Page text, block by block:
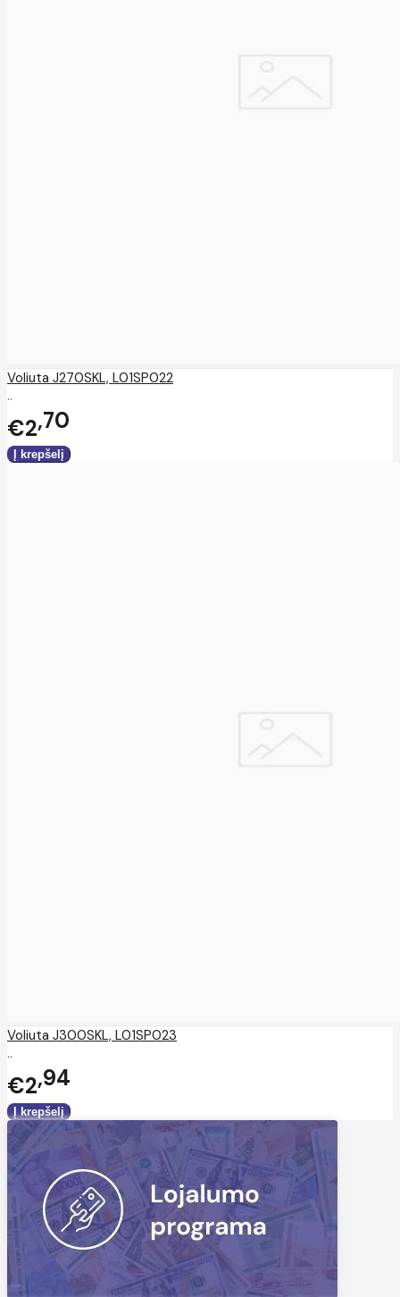
Voliuta J270SKL, L01SP022
..
€2 70
Voliuta J300SKL, L01SP023
..
€2 94